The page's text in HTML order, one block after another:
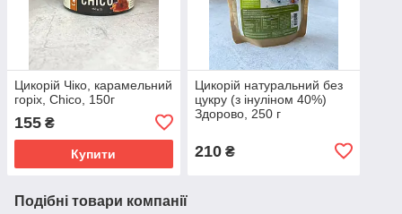
Цикорій Чіко, карамельний
горіх, Chico, 150г
155 ₴
Купити
Цикорій натуральний без
цукру (з інуліном 40%)
Здорово, 250 г
210₴
Подібні товари компанії